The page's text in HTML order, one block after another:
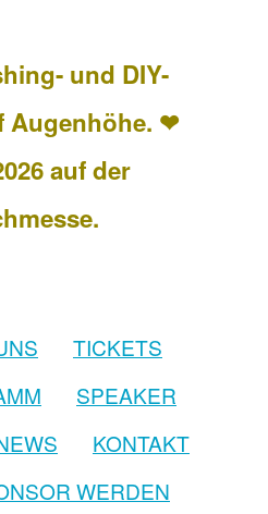
und DIY-
Augenhöhe. ❤
auf der
TICKETS
SPEAKER
KONTAKT
WERDEN